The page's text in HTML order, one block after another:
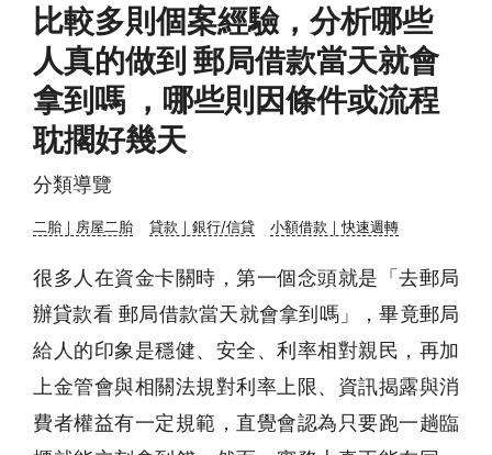
比較多則個案經驗，分析哪些
人真的做到 郵局借款當天就會
拿到嗎 ，哪些則因條件或流程
耽擱好幾天
分類導覽
二胎｜房屋二胎 貸款｜銀行/信貸 小額借款｜快速週轉
很多人在資金卡關時，第一個念頭就是「去郵局
辦貸款看 郵局借款當天就會拿到嗎」，畢竟郵局
給人的印象是穩健、安全、利率相對親民，再加
上金管會與相關法規對利率上限、資訊揭露與消
費者權益有一定規範，直覺會認為只要跑一趟臨